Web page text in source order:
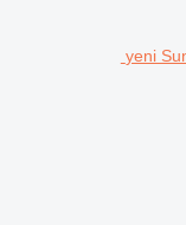
yeni